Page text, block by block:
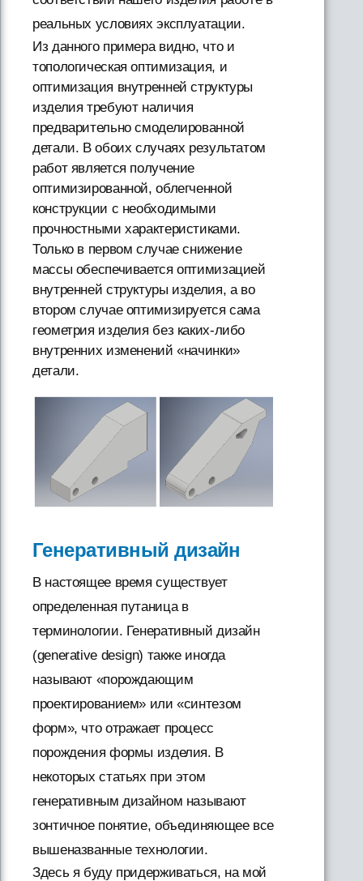
реальных условиях эксплуатации.
Из данного примера видно, что и
топологическая оптимизация, и
оптимизация внутренней структуры
изделия требуют наличия
предварительно смоделированной
детали. В обоих случаях результатом
работ является получение
оптимизированной, облегченной
конструкции с необходимыми
прочностными характеристиками.
Только в первом случае снижение
массы обеспечивается оптимизацией
внутренней структуры изделия, а во
втором случае оптимизируется сама
геометрия изделия без каких-либо
внутренних изменений «начинки»
детали.
Генеративный дизайн
В настоящее время существует
определенная путаница в
терминологии. Генеративный дизайн
(generative design) также иногда
называют «порождающим
проектированием» или «синтезом
форм», что отражает процесс
порождения формы изделия. В
некоторых статьях при этом
генеративным дизайном называют
зонтичное понятие, объединяющее все
вышеназванные технологии.
Здесь я буду придерживаться, на мой